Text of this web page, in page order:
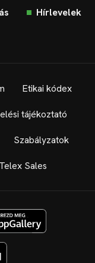
Hírlevelek
Etikai kódex
tájékoztató
Szabályzatok
Telex Sales